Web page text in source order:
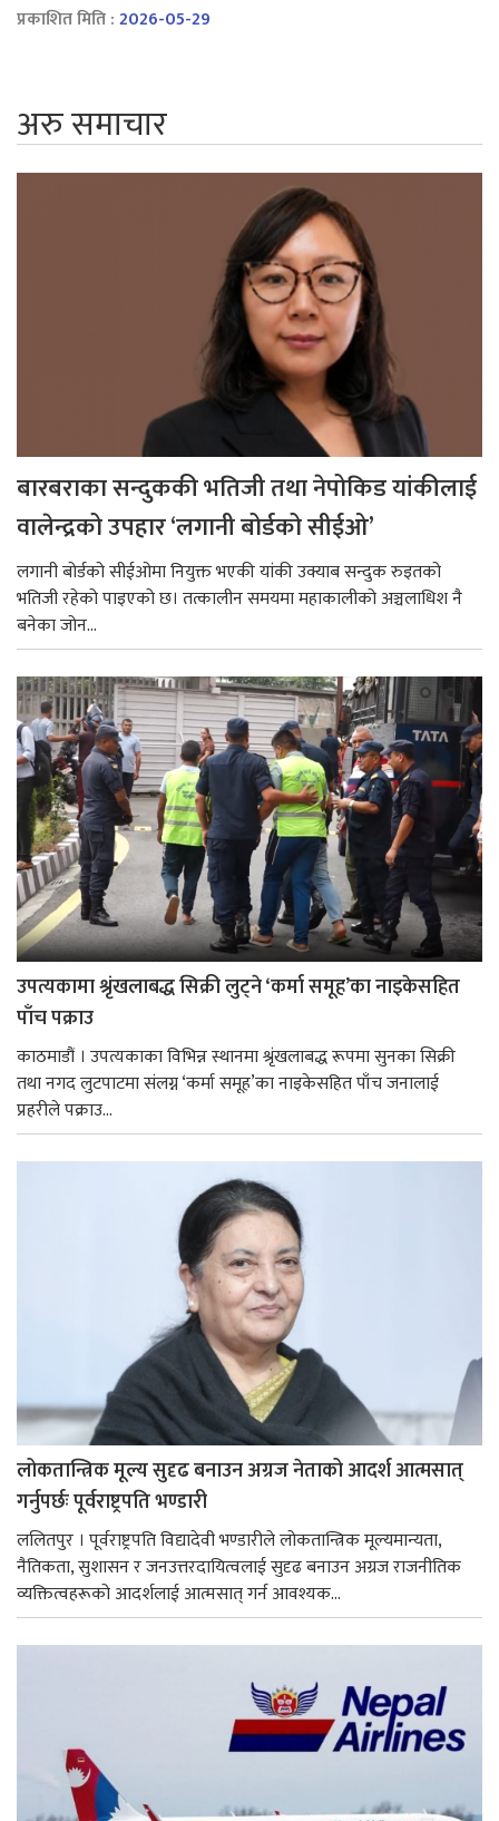
प्रकाशित मिति :2026-05-29
अरु समाचार
बारबराका सन्दुककी भतिजी तथा नेपोकिड यांकीलाई
वालेन्द्रको उपहार ‘लगानी बोर्डको सीईओ’
लगानी बोर्डको सीईओमा नियुक्त भएकी यांकी उक्याब सन्दुक रुइतको
भतिजी रहेको पाइएको छ। तत्कालीन समयमा महाकालीको अञ्चलाधिश नै
बनेका जोन...
उपत्यकामा श्रृंखलाबद्ध सिक्री लुट्ने ‘कर्मा समूह’का नाइकेसहित
पाँच पक्राउ
काठमाडौं । उपत्यकाका विभिन्न स्थानमा श्रृंखलाबद्ध रूपमा सुनका सिक्री
तथा नगद लुटपाटमा संलग्न ‘कर्मा समूह’का नाइकेसहित पाँच जनालाई
प्रहरीले पक्राउ...
लोकतान्त्रिक मूल्य सुदृढ बनाउन अग्रज नेताको आदर्श आत्मसात्
गर्नुपर्छः पूर्वराष्ट्रपति भण्डारी
ललितपुर । पूर्वराष्ट्रपति विद्यादेवी भण्डारीले लोकतान्त्रिक मूल्यमान्यता,
नैतिकता, सुशासन र जनउत्तरदायित्वलाई सुदृढ बनाउन अग्रज राजनीतिक
व्यक्तित्वहरूको आदर्शलाई आत्मसात् गर्न आवश्यक...